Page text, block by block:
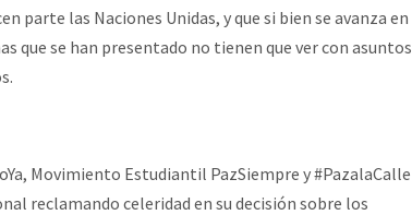
las Naciones Unidas, y que si bien se avanza en
que se han presentado no tienen que ver con asuntos
Movimiento Estudiantil PazSiempre y #PazalaCalle
reclamando celeridad en su decisión sobre los